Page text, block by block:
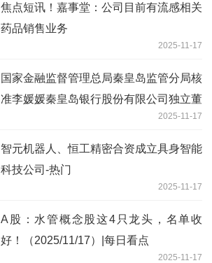
焦点短讯！嘉事堂：公司目前有流感相关
药品销售业务
2025-11-17
国家金融监督管理总局秦皇岛监管分局核
准李媛媛秦皇岛银行股份有限公司独立董
2025-11-17
智元机器人、恒工精密合资成立具身智能
科技公司-热门
2025-11-17
A股：水管概念股这4只龙头，名单收
好！（2025/11/17）|每日看点
2025-11-17